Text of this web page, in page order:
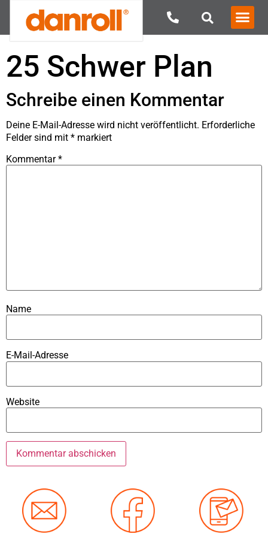
25 Schwer Plan
Schreibe einen Kommentar
Deine E-Mail-Adresse wird nicht veröffentlicht. Erforderliche
Felder sind mit * markiert
Kommentar*
Name
E-Mail-Adresse
Website